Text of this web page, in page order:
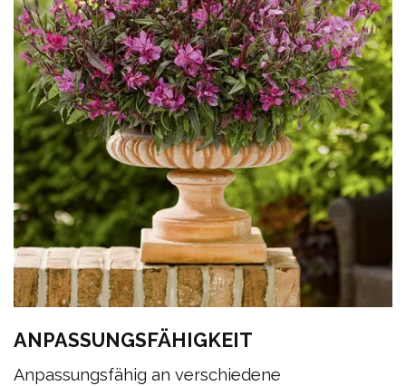
ANPASSUNGSFÄHIGKEIT
Anpassungsfähig an verschiedene